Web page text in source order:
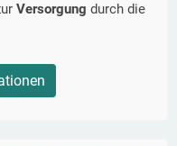
Versorgung durch die